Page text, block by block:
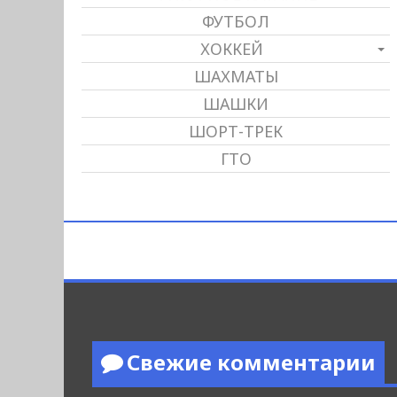
ФУТБОЛ
ХОККЕЙ
ШАХМАТЫ
ШАШКИ
ШОРТ-ТРЕК
ГТО
Свежие комментарии